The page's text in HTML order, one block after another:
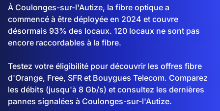
À Coulonges-sur-l'Autize, la fibre optique a
commencé à être déployée en 2024 et couvre
désormais 93% des locaux. 120 locaux ne sont pas
encore raccordables à la fibre.
Testez votre éligibilité pour découvrir les offres fibre
d'Orange, Free, SFR et Bouygues Telecom. Comparez
les débits (jusqu'à 8 Gb/s) et consultez les dernières
pannes signalées à Coulonges-sur-l'Autize.